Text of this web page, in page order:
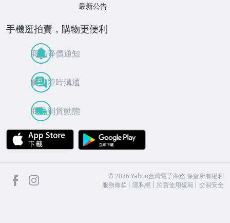
最新公告
手機逛拍賣，購物更便利
商品降價通知
買賣即時溝通
商品到貨動態
APP Store
facebook ©2026 Yahoo台灣電子商務 保留所有權利
服務條款
隱私權 拍賣使用規範 交易安全